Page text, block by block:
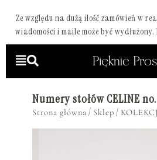
Ze względu na dużą ilość zamówień w
wiadomości i maile może być
Numery stołów CELINE
Strona główna / Sklep /